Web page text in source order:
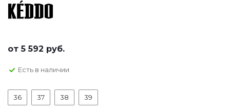
от5 592 руб.
Есть в наличии
36 37 38 39